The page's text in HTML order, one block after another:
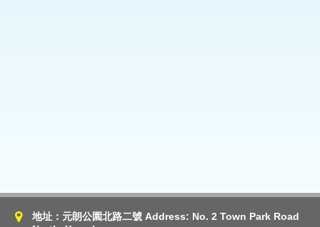
地址：元朗公園北路二號 Address: No. 2 Town Park Road